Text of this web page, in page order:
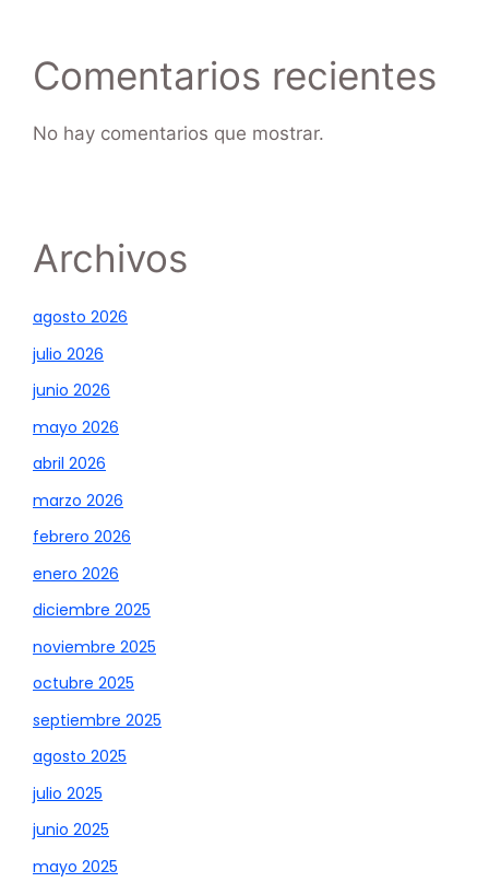
Comentarios recientes
No hay comentarios que mostrar.
Archivos
agosto 2026
julio 2026
junio 2026
mayo 2026
abril 2026
marzo 2026
febrero 2026
enero 2026
diciembre 2025
noviembre 2025
octubre 2025
septiembre 2025
agosto 2025
julio 2025
junio 2025
mayo 2025